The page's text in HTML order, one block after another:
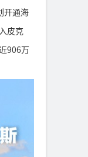
开通海
皮克
906万